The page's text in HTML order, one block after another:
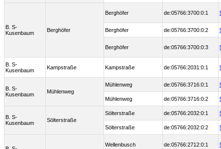
B. S-
Kusenbaum
Berghöfer
Berghöfer de:05766:3700:0:1
Berghöfer de:05766:3700:0:2
Berghöfer de:05766:3700:0:3
B. S-
Kusenbaum
Kampstraße Kampstraße de:05766:2031:0:1
B. S-
Kusenbaum
Mühlenweg
Mühlenweg de:05766:3716:0:1
Mühlenweg de:05766:3716:0:2
B. S-
Kusenbaum
Sölterstraße
Sölterstraße de:05766:2032:0:1
Sölterstraße de:05766:2032:0:2
Wellenbusch de:05766:2712:0:1